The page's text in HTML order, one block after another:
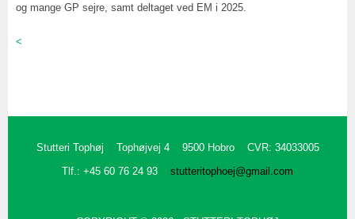
og mange GP sejre, samt deltaget ved EM i 2025.
<
Stutteri Tophøj Tophøjvej 4 9500 Hobro
CVR: 34033005
Tlf.: +45 60 76 24 93
stutteritophoej@gmail.com